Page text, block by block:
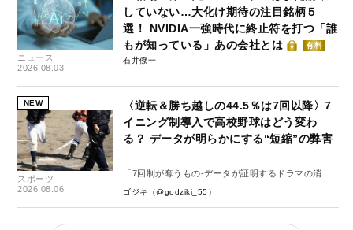
ニュース
2026.08.03
していない…大化け期待の注目銘柄５
選！ NVIDIA一強時代に終止符を打つ「誰
もが知っている」あの会社とは
有料
石井僚一
NEW
スポーツ
2026.08.06
〈逆転＆勝ち越しの44.5％は7回以降〉7
イニング制導入で高校野球はどう変わ
る？ データが明らかにする“短縮”の弊害
「7回制が奪うもの-データが証明するドラマの消
失-」
ゴジキ（@godziki_55）